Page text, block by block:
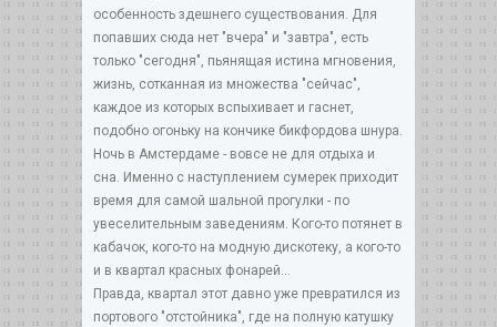
особенность здешнего существования. Для
попавших сюда нет "вчера" и "завтра", есть
только "сегодня", пьянящая истина мгновения,
жизнь, сотканная из множества "сейчас",
каждое из которых вспыхивает и гаснет,
подобно огоньку на кончике бикфордова шнура.
Ночь в Амстердаме - вовсе не для отдыха и
сна. Именно с наступлением сумерек приходит
время для самой шальной прогулки - по
увеселительным заведениям. Кого-то потянет в
кабачок, кого-то на модную дискотеку, а кого-то
и в квартал красных фонарей...
Правда, квартал этот давно уже превратился из
портового "отстойника", где на полную катушку